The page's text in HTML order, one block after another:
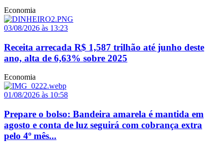
Economia
03/08/2026 às 13:23
Receita arrecada R$ 1,587 trilhão até junho deste
ano, alta de 6,63% sobre 2025
Economia
01/08/2026 às 10:58
Prepare o bolso: Bandeira amarela é mantida em
agosto e conta de luz seguirá com cobrança extra
pelo 4º mês...